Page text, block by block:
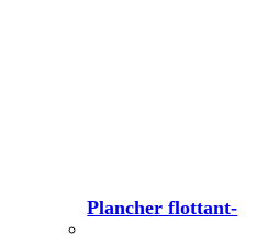
Plancher flottant-